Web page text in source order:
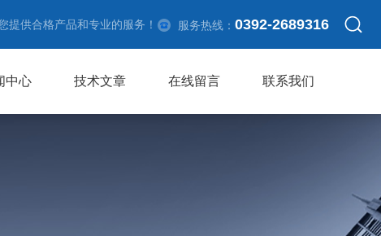
提供合格产品和专业的服务！ 服务热线： 0392-2689316
中心 技术文章 在线留言 联系我们